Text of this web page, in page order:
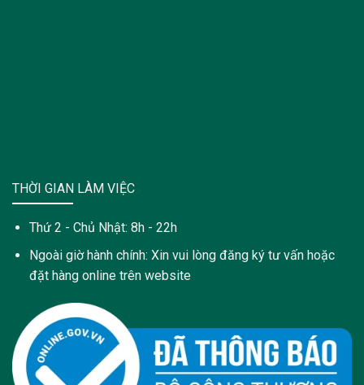
THỜI GIAN LÀM VIỆC
Thứ 2 - Chủ Nhật: 8h - 22h
Ngoài giờ hành chính: Xin vui lòng đăng ký tư vấn hoặc
đặt hàng online trên website